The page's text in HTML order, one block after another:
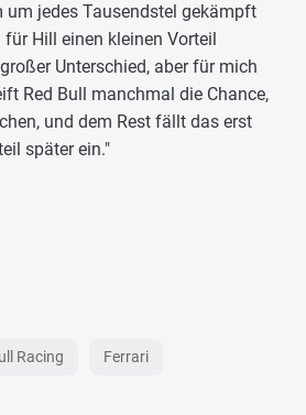
um jedes Tausendstel gekämpft
Hill einen kleinen Vorteil
Unterschied, aber für mich
Red Bull manchmal die Chance,
und dem Rest fällt das erst
später ein."
Racing Ferrari